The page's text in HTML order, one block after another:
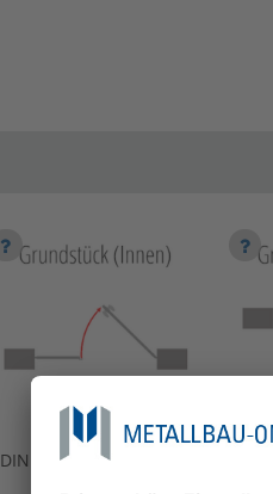
DIN links innen